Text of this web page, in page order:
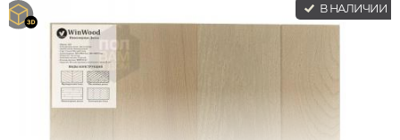
В НАЛИЧИИ